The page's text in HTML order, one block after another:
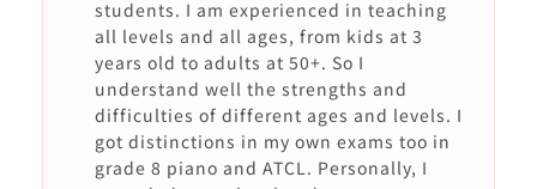
students. I am experienced in teaching
all levels and all ages, from kids at 3
years old to adults at 50+. So I
understand well the strengths and
difficulties of different ages and levels. I
got distinctions in my own exams too in
grade 8 piano and ATCL. Personally, I